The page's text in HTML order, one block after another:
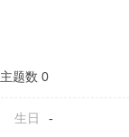
主题数 0
生日 -